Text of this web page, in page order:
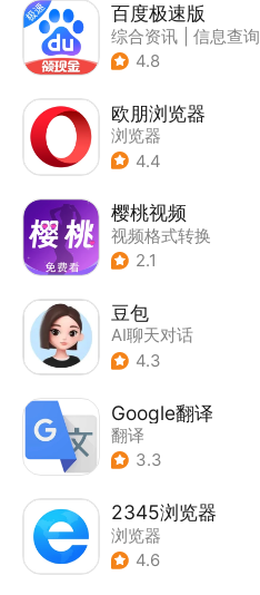
百度极速版
综合资讯
信息查询
4.8
欧朋浏览器
浏览器
4.4
樱桃视频
视频格式转换
2.1
豆包
AI聊天对话
4.3
Google翻译
翻译
3.3
2345浏览器
浏览器
4.6